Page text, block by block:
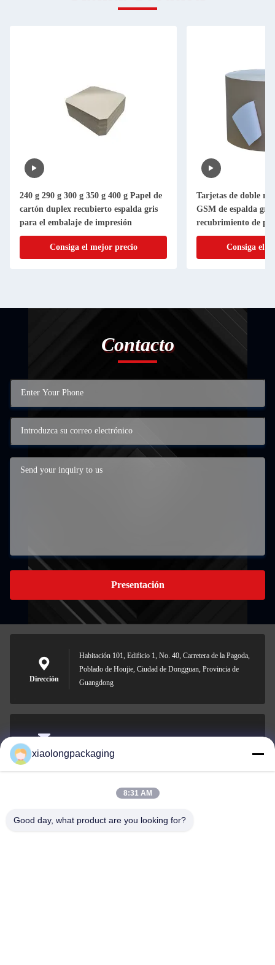
240 g 290 g 300 g 350 g 400 g Papel de
cartón duplex recubierto espalda gris
para el embalaje de impresión
Consiga el mejor precio
Tarjetas de doble
GSM de espalda
recubrimiento de
Consiga el
Contacto
Presentación
Dirección
Habitación 101, Edificio 1, No. 40, Carretera de la Pagoda,
Poblado de Houjie, Ciudad de Dongguan, Provincia de
Guangdong
El correo
electrónico
Tina@xiaolongpackaging.com
0086-15322891631
xiaolongpackaging
8:31 AM
Good day, what product are you looking for?